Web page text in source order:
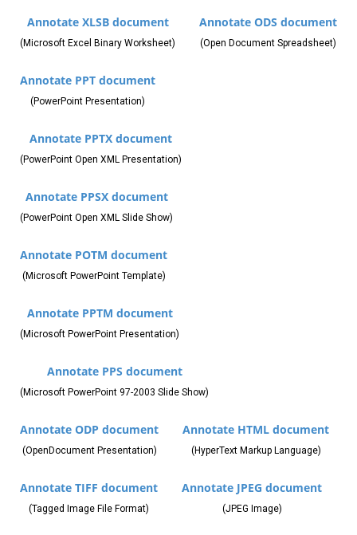
Annotate XLSB document
(Microsoft Excel Binary Worksheet)
Annotate ODS document
(Open Document Spreadsheet)
Annotate PPT document
(PowerPoint Presentation)
Annotate PPTX document
(PowerPoint Open XML Presentation)
Annotate PPSX document
(PowerPoint Open XML Slide Show)
Annotate POTM document
(Microsoft PowerPoint Template)
Annotate PPTM document
(Microsoft PowerPoint Presentation)
Annotate PPS document
(Microsoft PowerPoint 97-2003 Slide Show)
Annotate ODP document
(OpenDocument Presentation)
Annotate HTML document
(HyperText Markup Language)
Annotate TIFF document
(Tagged Image File Format)
Annotate JPEG document
(JPEG Image)